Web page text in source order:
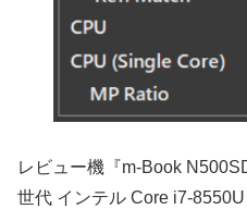
レビュー機『m-Book
世代 インテル Core i7-